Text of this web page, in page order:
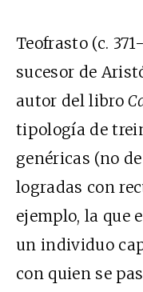
Teofrasto (c.
sucesor de
autor del libro
tipología de
genéricas (no
logradas con
ejemplo, la que
un individuo
con quien se